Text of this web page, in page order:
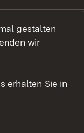
gestalten
wir
erhalten Sie in